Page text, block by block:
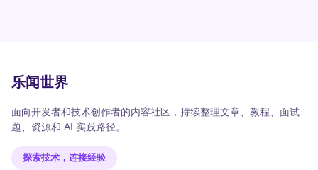
乐闻世界
面向开发者和技术创作者的内容社区，持续整理文章、教程、面试
题、资源和 AI 实践路径。
探索技术，连接经验